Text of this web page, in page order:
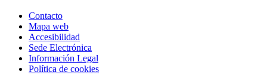
Contacto
Mapa web
Accesibilidad
Sede Electrónica
Información Legal
Política de cookies